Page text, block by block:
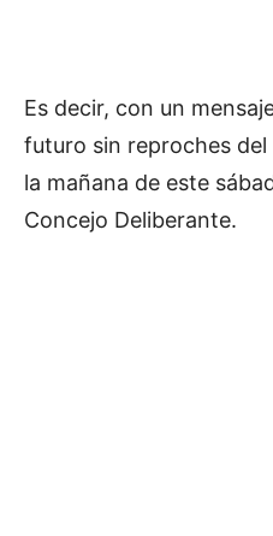
Es decir, con un
futuro sin reproches del
la mañana de este
Concejo Deliberante.